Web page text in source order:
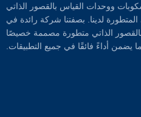
ووحدات القياس بالقصور الذاتي
المتطورة لدينا. بصفتنا شركة رائدة في
الذاتي متطورة مصممة خصيصًا
يضمن أداءً فائقًا في جميع التطبيقات.